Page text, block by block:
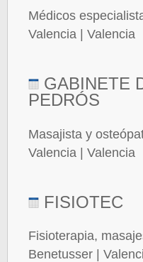
Médicos
Valencia | Valencia
GABINETE
PEDRÓS
Masajista y
Valencia | Valencia
FISIOTEC
Fisioterapia,
Benetusser |